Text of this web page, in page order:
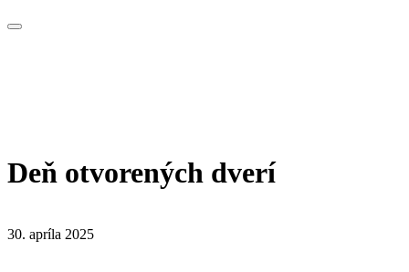
Deň otvorených dverí
30. apríla 2025